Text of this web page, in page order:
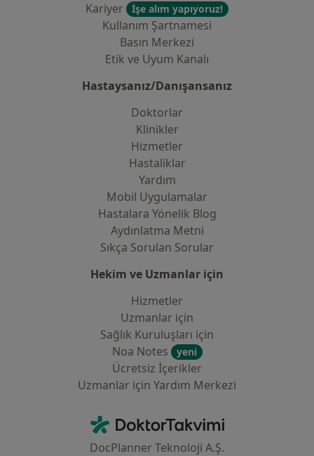
Kariyer
İşe alım yapıyoruz!
Kullanım Şartnamesi
Basın Merkezi
Etik ve Uyum Kanalı
Hastaysanız/Danışansanız
Doktorlar
Klinikler
Hizmetler
Hastaliklar
Yardım
Mobil Uygulamalar
Hastalara Yönelik Blog
Aydınlatma Metni
Sıkça Sorulan Sorular
Hekim ve Uzmanlar için
Hizmetler
Uzmanlar için
Sağlık Kuruluşları için
Noa Notes
yeni
Ücretsiz İçerikler
Uzmanlar için Yardım Merkezi
DoktorTakvimi - Ana Sayfa
DocPlanner Teknoloji A.Ş.